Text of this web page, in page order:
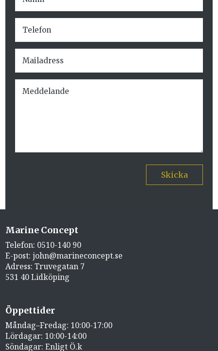
Skicka
Marine Concept
Telefon: 0510-140 90
E-post:john@marineconcept.se
Adress: Truvegatan 7
531 40 Lidköping
Öppettider
Måndag–Fredag: 10:00-17:00
Lördagar: 10:00-14:00
Söndagar: Enligt Ö.k